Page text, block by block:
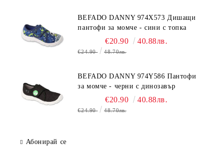
BEFADO DANNY 974X573 Дишащи
пантофи за момче - сини с топка
€20.90 40.88лв.
€24.90 48.70лв.
BEFADO DANNY 974Y586 Пантофи
за момче - черни с динозавър
€20.90 40.88лв.
€24.90 48.70лв.
Абонирай се